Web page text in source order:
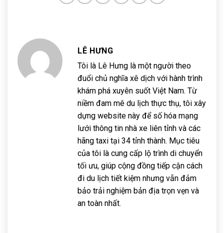
LÊ HƯNG
Tôi là Lê Hưng là một người theo
đuổi chủ nghĩa xê dịch với hành trình
khám phá xuyên suốt Việt Nam. Từ
niềm đam mê du lịch thực thụ, tôi xây
dựng website này để số hóa mạng
lưới thông tin nhà xe liên tỉnh và các
hãng taxi tại 34 tỉnh thành. Mục tiêu
của tôi là cung cấp lộ trình di chuyển
tối ưu, giúp cộng đồng tiếp cận cách
đi du lịch tiết kiệm nhưng vẫn đảm
bảo trải nghiệm bản địa trọn vẹn và
an toàn nhất.